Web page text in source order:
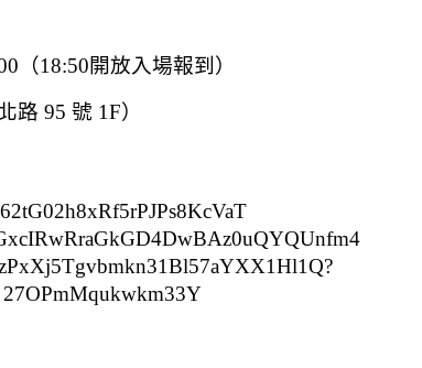
（18:50開放入場報到）
路 95 號 1F）